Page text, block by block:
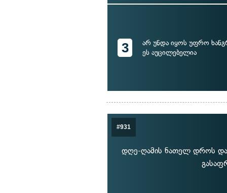
3
არ უნდა იყოს უფრო
ეს აუცილებელია
#931
დღე-ღამის ნათელ დროს